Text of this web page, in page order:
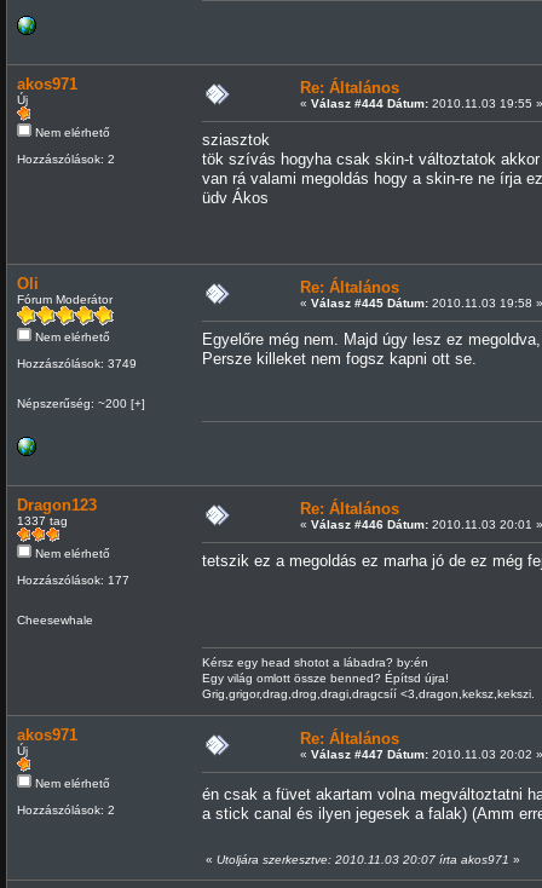
akos971
Új
Nem elérhető
Hozzászólások: 2
Re: Általános
« Válasz #444 Dátum:2010.11.03 19:55 »
sziasztok
tök szívás hogyha csak skin-t változtatok
van rá valami megoldás hogy a skin-re ne írja
üdv Ákos
Oli
Fórum Moderátor
Nem elérhető
Hozzászólások: 3749
Népszerűség: ~200 [+]
Re: Általános
« Válasz #445 Dátum:2010.11.03 19:58 »
Egyelőre még nem. Majd úgy lesz ez
Persze killeket nem fogsz kapni ott se.
Dragon123
1337 tag
Nem elérhető
Hozzászólások: 177
Cheesewhale
Re: Általános
« Válasz #446 Dátum:2010.11.03 20:01 »
tetszik ez a megoldás ez marha jó de ez még
Kérsz egy head shotot a lábadra? by:én
Egy világ omlott össze benned? Építsd újra!
Grig,grigor,drag,drog,dragi,dragcsíí <3,dragon,keksz,kekszi.
akos971
Új
Nem elérhető
Hozzászólások: 2
Re: Általános
« Válasz #447 Dátum:2010.11.03 20:02 »
én csak a füvet akartam volna megváltoztatni
a stick canal és ilyen jegesek a falak) (Amm
« Utoljára szerkesztve: 2010.11.03 20:07 írta akos971 »